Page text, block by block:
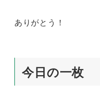
ありがとう！
今日の一枚